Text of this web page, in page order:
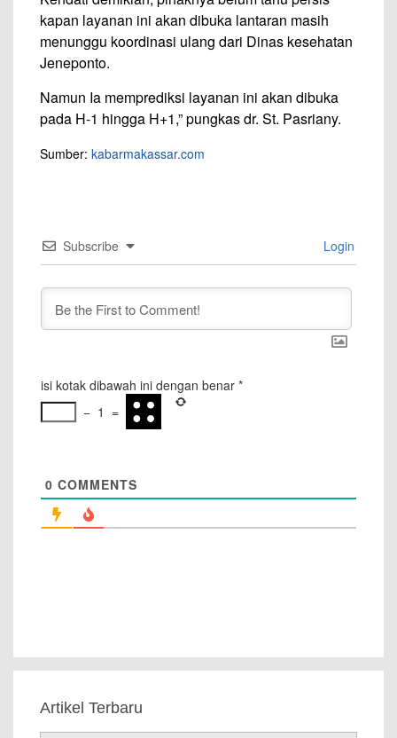
kapan layanan ini akan dibuka lantaran masih
menunggu koordinasi ulang dari Dinas kesehatan
Jeneponto.
Namun Ia memprediksi layanan ini akan dibuka
pada H-1 hingga H+1,” pungkas dr. St. Pasriany.
Sumber: kabarmakassar.com
Subscribe Login
isi kotak dibawah ini dengan benar *
− 1 =
0 COMMENTS
Artikel Terbaru